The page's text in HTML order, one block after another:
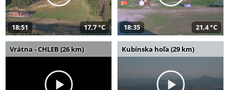
18:51 17,7 °C 18:35 21,4 °C
Vrátna - CHLEB (26 km) Kubínska hoľa (29 km)